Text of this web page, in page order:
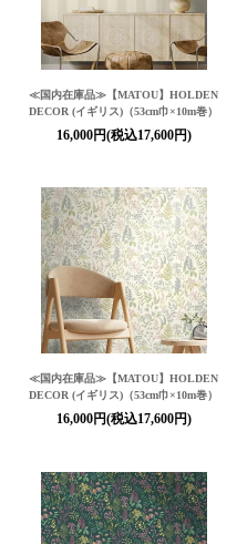
≪国内在庫品≫【MATOU】HOLDEN
DECOR (イギリス)（53cm巾×10m巻）
16,000円(税込17,600円)
≪国内在庫品≫【MATOU】HOLDEN
DECOR (イギリス)（53cm巾×10m巻）
16,000円(税込17,600円)